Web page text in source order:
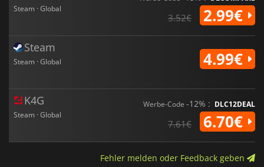
Steam · Global
3.52€ 2.99€
Steam
Steam · Global 4.99€
K4G
Steam · Global
Werbe-Code -12% : DLC12DEAL
7.61€ 6.70€
Fehler melden oder Feedback geben